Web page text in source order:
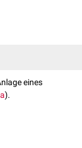
eines
).